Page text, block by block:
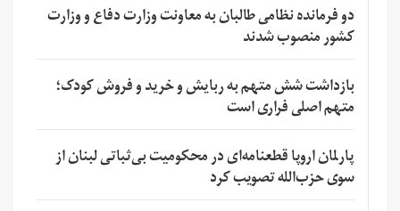
دو فرمانده نظامی طالبان به معاونت وزارت دفاع و وزارت
کشور منصوب شدند
بازداشت شش متهم به ربایش و خرید و فروش کودک؛
متهم اصلی فراری است
پارلمان اروپا قطعنامه‌ای در محکومیت بی‌ثباتی لبنان از
سوی حزب‌الله تصویب کرد